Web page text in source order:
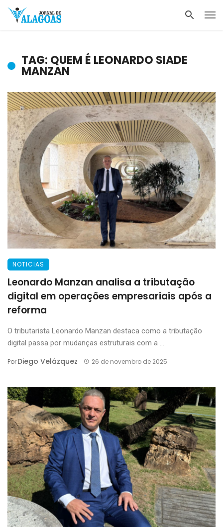
TAG: QUEM É LEONARDO SIADE
MANZAN
NOTICIAS
Leonardo Manzan analisa a tributação
digital em operações empresariais após a
reforma
O tributarista Leonardo Manzan destaca como a tributação
digital passa por mudanças estruturais com a ...
PorDiego Velázquez 26 de novembro de 2025